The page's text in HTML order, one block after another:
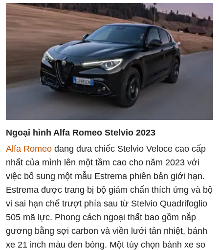
Ngoại hình Alfa Romeo Stelvio 2023
Alfa Romeo đang đưa chiếc Stelvio Veloce cao cấp
nhất của mình lên một tầm cao cho năm 2023 với
việc bổ sung một mẫu Estrema phiên bản giới hạn.
Estrema được trang bị bộ giảm chấn thích ứng và bộ
vi sai hạn chế trượt phía sau từ Stelvio Quadrifoglio
505 mã lực. Phong cách ngoại thất bao gồm nắp
gương bằng sợi carbon và viền lưới tản nhiệt, bánh
xe 21 inch màu đen bóng. Một tùy chọn bánh xe so